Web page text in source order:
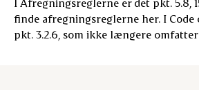
finde afregningsreglerne her. I Code
pkt. 3.2.6, som ikke længere